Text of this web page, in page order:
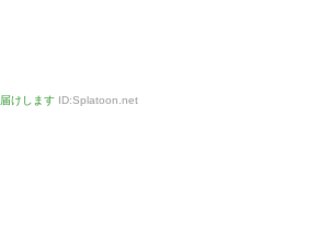
けします ID:Splatoon.net